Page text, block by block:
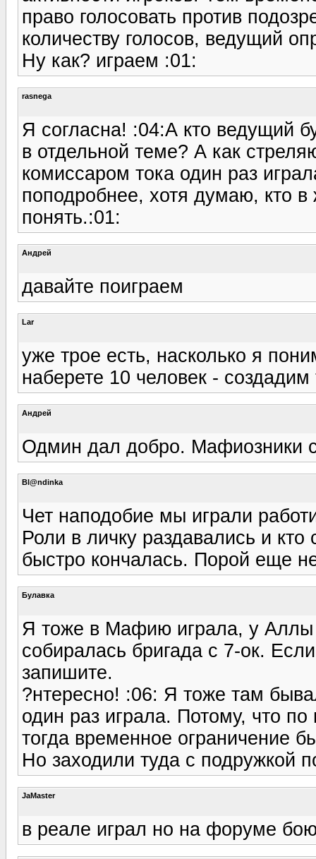
право голосовать против
количеству голосов, ведущий
Ну как? играем :01:
rasnega
Я согласна! :04:А кто ведущий
в отдельной теме? А как
комиссаром тока один раз
поподробнее, хотя думаю, кто
понять.:01:
Андрей
давайте поиграем
Lar
уже трое есть, насколько я
наберете 10 человек - создадим
Андрей
Одмин дал добро. Мафиозники
Bl@ndinka
Чет наподобие мы играли
Роли в личку раздавались и
быстро кончалась. Порой еще
Булавка
Я тоже в Мафию играла, у Аллы
собиралась бригада с 7-ок.
запишите.
?нтересно! :06: Я тоже там
один раз играла. Потому, что
тогда временное ограничение
Но заходили туда с подружкой
JaMaster
в реале играл но на форуме